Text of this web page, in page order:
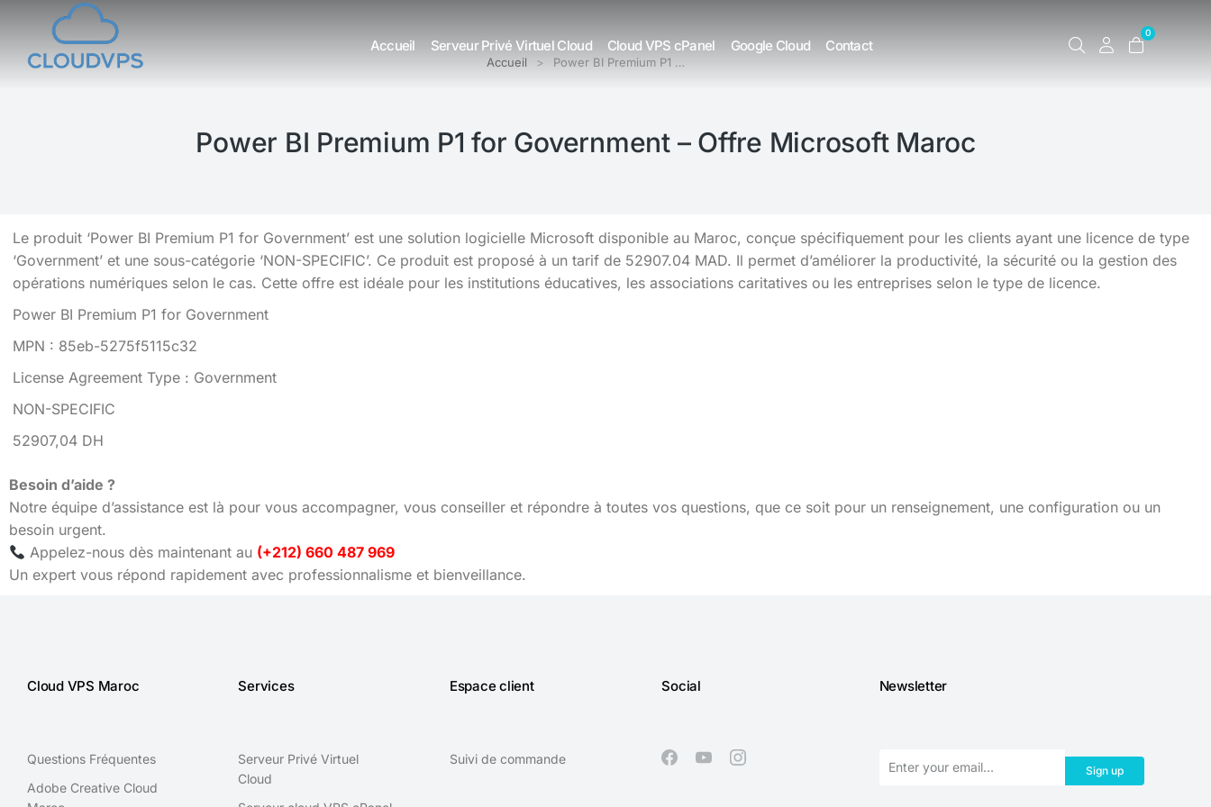
Accueil Serveur Privé Virtuel Cloud Cloud VPS cPanel Google Cloud Contact
0
Vous êtes ici : Accueil Power BI Premium P1 …
Power BI Premium P1 for Government – Offre Microsoft Maroc
Le produit ‘Power BI Premium P1 for Government’ est une solution logicielle Microsoft disponible au Maroc, conçue spécifiquement pour les clients ayant une licence de type
‘Government’ et une sous-catégorie ‘NON-SPECIFIC’. Ce produit est proposé à un tarif de 52907.04 MAD. Il permet d’améliorer la productivité, la sécurité ou la gestion des
opérations numériques selon le cas. Cette offre est idéale pour les institutions éducatives, les associations caritatives ou les entreprises selon le type de licence.
Power BI Premium P1 for Government
MPN : 85eb-5275f5115c32
License Agreement Type : Government
NON-SPECIFIC
52907,04 DH
Besoin d’aide ?
Notre équipe d’assistance est là pour vous accompagner, vous conseiller et répondre à toutes vos questions, que ce soit pour un renseignement, une configuration ou un
besoin urgent.
Appelez-nous dès maintenant au (+212) 660 487 969
Un expert vous répond rapidement avec professionnalisme et bienveillance.
Cloud VPS Maroc
Questions Fréquentes
Adobe Creative Cloud
Services
Serveur Privé Virtuel
Cloud
Espace client
Suivi de commande
Social Newsletter
Sign up